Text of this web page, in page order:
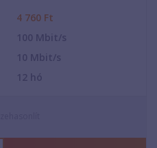
4 760 Ft
100 Mbit/s
10 Mbit/s
12 hó